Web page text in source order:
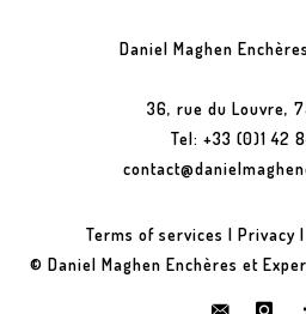
Daniel Maghen
36, rue du Louvre,
Tel: +33 (0)1 42
Terms of services | Privacy |
© Daniel Maghen Enchères et